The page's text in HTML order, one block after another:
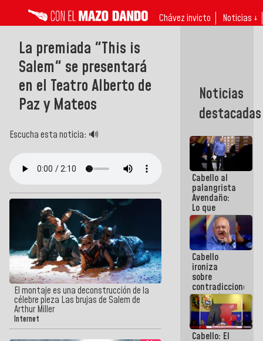
Chávez invicto Noticias ↓
La premiada "This is
Salem" se presentará
en el Teatro Alberto de
Paz y Mateos
Escucha esta noticia: 🔊
El montaje es una deconstrucción de la
célebre pieza Las brujas de Salem de
Arthur Miller
Internet
Noticias
destacadas
Cabello al
palangrista
Avendaño:
Lo que
vayas a
escribir
hazlo hoy
por que no
sabemos si
la semana
que viene
hay
programa
Cabello
ironiza
sobre
contradicciones
y mentiras
de María
Machado:
¡Créanle!
Cabello: El